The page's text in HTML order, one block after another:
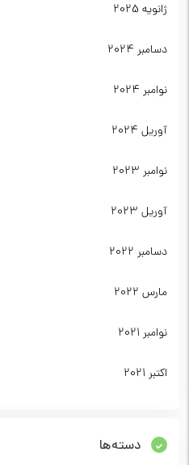
ژانویه 2025
دسامبر 2024
نوامبر 2024
آوریل 2024
نوامبر 2023
آوریل 2023
دسامبر 2022
مارس 2022
نوامبر 2021
اکتبر 2021
دسته‌ها